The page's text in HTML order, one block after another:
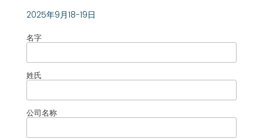
2025年9月18-19日
名字
姓氏
公司名称